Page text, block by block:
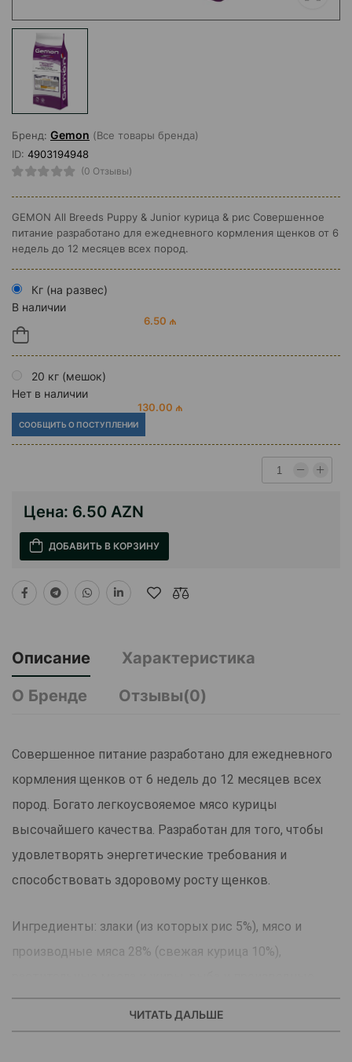
Бренд: Gemon (Все товары бренда)
ID: 4903194948
(0 Отзывы)
GEMON All Breeds Puppy & Junior курица & рис Совершенное
питание разработано для ежедневного кормления щенков от 6
недель до 12 месяцев всех пород.
Кг (на развес)
В наличии
6.50 ₼
20 кг (мешок)
Нет в наличии
130.00 ₼
СООБЩИТЬ О ПОСТУПЛЕНИИ
Цена: 6.50 AZN
ДОБАВИТЬ В КОРЗИНУ
Описание
Характеристика
О Бренде
Отзывы(0)
Совершенное питание разработано для ежедневного
кормления щенков от 6 недель до 12 месяцев всех
пород. Богато легкоусвояемое мясо курицы
высочайшего качества. Разработан для того, чтобы
удовлетворять энергетические требования и
способствовать здоровому росту щенков.
Ингредиенты: злаки (из которых рис 5%), мясо и
производные мяса 28% (свежая курица 10%),
рыбы, вторичные продукты растительного
происхождения (мякоть свеклы 2%), дрожжи (пивные
ЧИТАТЬ ДАЛЬШЕ